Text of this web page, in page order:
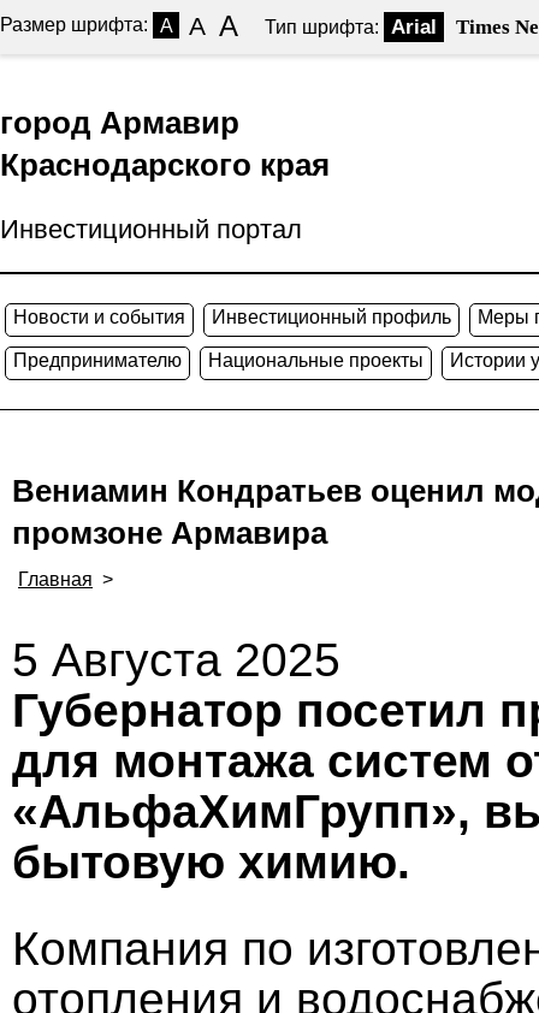
Размер шрифта: A A A Тип шрифта: Arial Times
город Армавир
Краснодарского края
Инвестиционный портал
Новости и события Инвестиционный профиль Меры
Предпринимателю Национальные проекты Истории
Вениамин Кондратьев оценил
промзоне Армавира
Главная >
5 Августа 2025
Губернатор посетил
для монтажа систем
«АльфаХимГрупп»,
бытовую химию.
Компания по
отопления и